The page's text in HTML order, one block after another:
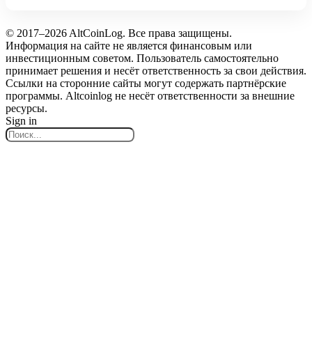
© 2017–2026 AltCoinLog. Все права защищены.
Информация на сайте не является финансовым или
инвестиционным советом. Пользователь самостоятельно
принимает решения и несёт ответственность за свои действия.
Ссылки на сторонние сайты могут содержать партнёрские
программы. Altcoinlog не несёт ответственности за внешние
ресурсы.
Sign in